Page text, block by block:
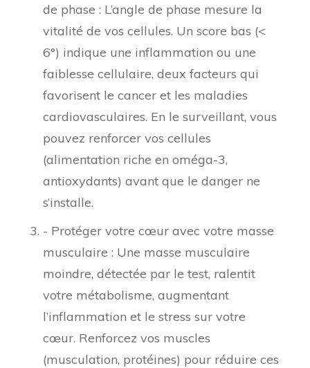
de phase : L’angle de phase mesure la
vitalité de vos cellules. Un score bas (<
6°) indique une inflammation ou une
faiblesse cellulaire, deux facteurs qui
favorisent le cancer et les maladies
cardiovasculaires. En le surveillant, vous
pouvez renforcer vos cellules
(alimentation riche en oméga-3,
antioxydants) avant que le danger ne
s’installe.
- Protéger votre cœur avec votre masse
musculaire : Une masse musculaire
moindre, détectée par le test, ralentit
votre métabolisme, augmentant
l’inflammation et le stress sur votre
cœur. Renforcez vos muscles
(musculation, protéines) pour réduire ces